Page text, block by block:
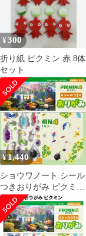
¥300
折り紙 ピクミン 赤 8体
セット
¥1,440
ショウワノート シール
つきおりがみ ピクミン
4